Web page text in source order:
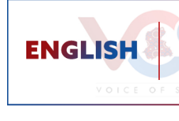
جس کے بعد وہ اب
لیے ایک منفرد